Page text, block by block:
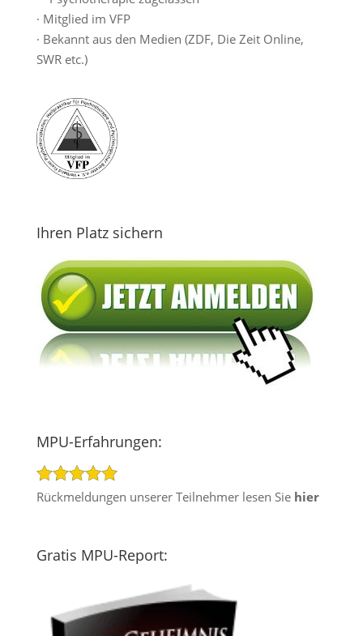
· Mitglied im VFP
· Bekannt aus den Medien (ZDF, Die Zeit Online,
SWR etc.)
Ihren Platz sichern
MPU-Erfahrungen:
Rückmeldungen unserer Teilnehmer lesen Sie hier
Gratis MPU-Report: